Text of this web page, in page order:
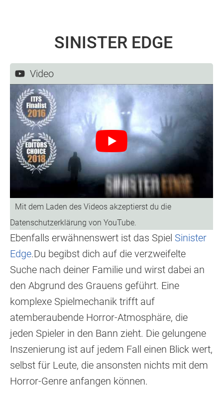
SINISTER EDGE
Video
​Ebenfalls erwähnenswert ist das Spiel Sinister
Edge.Du begibst dich auf die verzweifelte
Suche nach deiner Familie und wirst dabei an
den Abgrund des Grauens geführt. Eine
komplexe Spielmechanik trifft auf
atemberaubende Horror-Atmosphäre, die
jeden Spieler in den Bann zieht. Die gelungene
Inszenierung ist auf jedem Fall einen Blick wert,
selbst für Leute, die ansonsten nichts mit dem
Horror-Genre anfangen können.